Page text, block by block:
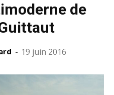
de
- 19 juin 2016